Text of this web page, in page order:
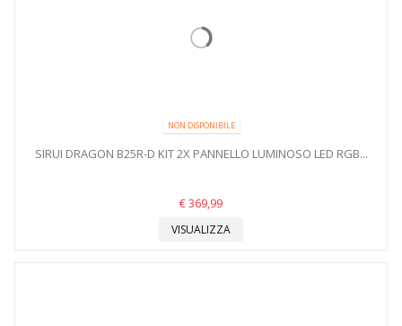
NON DISPONIBILE
SIRUI DRAGON B25R-D KIT 2X PANNELLO LUMINOSO LED RGB...
€ 369,99
VISUALIZZA